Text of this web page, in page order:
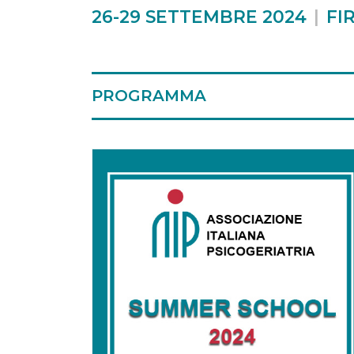
26-29 SETTEMBRE 2024
PROGRAMMA